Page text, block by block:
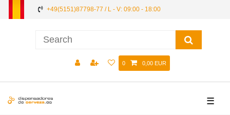
+49(5151)87798-77 / L - V: 09:00 - 18:00
0 0,00 EUR
☰